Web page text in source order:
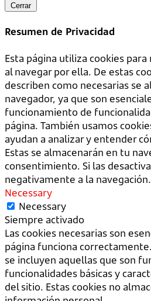
Cerrar
Resumen de Privacidad
Esta página utiliza cookies
al navegar por ella. De estas
describen como necesarias se
navegador, ya que son
funcionamiento de
página. También usamos
ayudan a analizar y entender
Estas se almacenarán en tu
consentimiento. Si las
negativamente a la navegación.
Necessary
Necessary
Siempre activado
Las cookies necesarias son
página funciona
se incluyen aquellas que son
funcionalidades básicas y
del sitio. Estas cookies no